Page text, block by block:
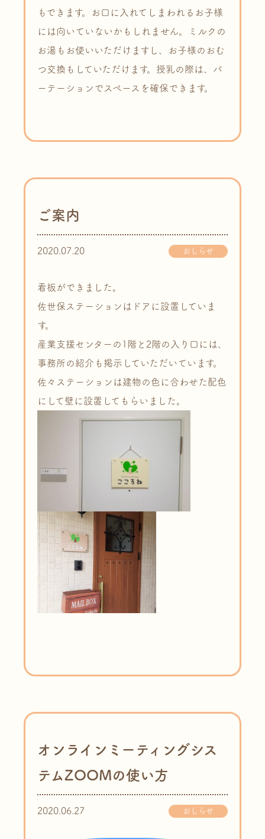
もできます。お口に入れてしまわれるお子様
には向いていないかもしれません。ミルクの
お湯もお使いいただけますし、お子様のおむ
つ交換もしていただけます。授乳の際は、パ
ーテーションでスペースを確保できます。
ご案内
2020.07.20 おしらせ
看板ができました。
佐世保ステーションはドアに設置していま
す。
産業支援センターの1階と2階の入り口には、
事務所の紹介も掲示していただいています。
佐々ステーションは建物の色に合わせた配色
にして壁に設置してもらいました。
オンラインミーティングシス
テムZOOMの使い方
2020.06.27 おしらせ